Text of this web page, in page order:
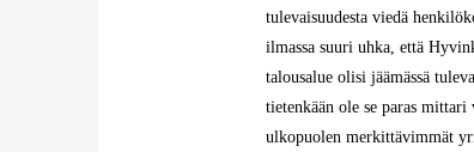
tulevaisuudesta viedä
ilmassa suuri uhka, että
talousalue olisi jäämässä
tietenkään ole se paras mittari
ulkopuolen merkittävimmät